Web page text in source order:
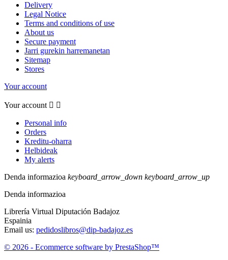
Delivery
Legal Notice
Terms and conditions of use
About us
Secure payment
Jarri gurekin harremanetan
Sitemap
Stores
Your account
Your account  
Personal info
Orders
Kreditu-oharra
Helbideak
My alerts
Denda informazioa keyboard_arrow_down keyboard_arrow_up
Denda informazioa
Librería Virtual Diputación Badajoz
Espainia
Email us: pedidoslibros@dip-badajoz.es
© 2026 - Ecommerce software by PrestaShop™